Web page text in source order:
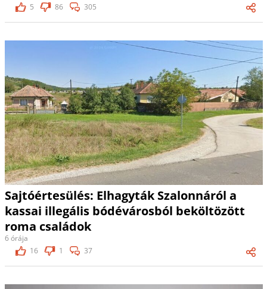
5
86 305
Sajtóértesülés: Elhagyták Szalonnáról a
kassai illegális bódévárosból beköltözött
roma családok
6 órája
16
1 37